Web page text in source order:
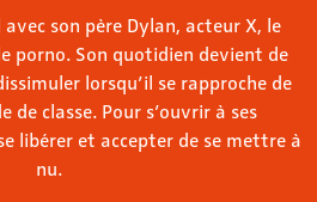
son père Dylan, acteur X, le
porno. Son quotidien devient de
lorsqu’il se rapproche de
de classe. Pour s’ouvrir à ses
libérer et accepter de se mettre à
nu.